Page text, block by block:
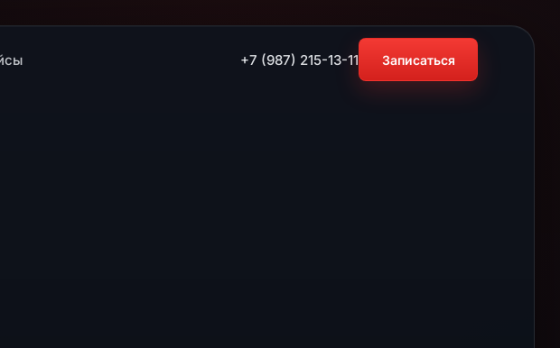
+7 (987) 215-13-11 Записаться